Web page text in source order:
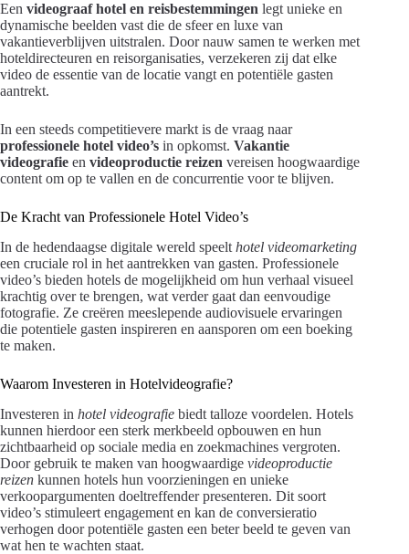
Een videograaf hotel en reisbestemmingen legt unieke en
dynamische beelden vast die de sfeer en luxe van
vakantieverblijven uitstralen. Door nauw samen te werken met
hoteldirecteuren en reisorganisaties, verzekeren zij dat elke
video de essentie van de locatie vangt en potentiële gasten
aantrekt.
In een steeds competitievere markt is de vraag naar
professionele hotel video’s in opkomst. Vakantie
videografie en videoproductie reizen vereisen hoogwaardige
content om op te vallen en de concurrentie voor te blijven.
De Kracht van Professionele Hotel Video’s
In de hedendaagse digitale wereld speelt hotel videomarketing
een cruciale rol in het aantrekken van gasten. Professionele
video’s bieden hotels de mogelijkheid om hun verhaal visueel
krachtig over te brengen, wat verder gaat dan eenvoudige
fotografie. Ze creëren meeslepende audiovisuele ervaringen
die potentiele gasten inspireren en aansporen om een boeking
te maken.
Waarom Investeren in Hotelvideografie?
Investeren in hotel videografie biedt talloze voordelen. Hotels
kunnen hierdoor een sterk merkbeeld opbouwen en hun
zichtbaarheid op sociale media en zoekmachines vergroten.
Door gebruik te maken van hoogwaardige videoproductie
reizen kunnen hotels hun voorzieningen en unieke
verkoopargumenten doeltreffender presenteren. Dit soort
video’s stimuleert engagement en kan de conversieratio
verhogen door potentiële gasten een beter beeld te geven van
wat hen te wachten staat.